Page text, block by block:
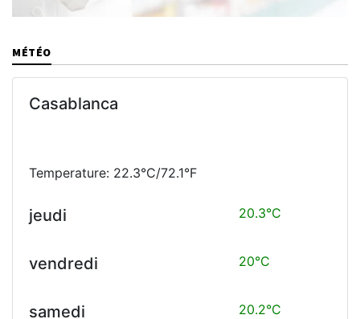
MÉTÉO
Casablanca
Temperature: 22.3°C/72.1°F
jeudi 20.3°C
vendredi 20°C
samedi 20.2°C